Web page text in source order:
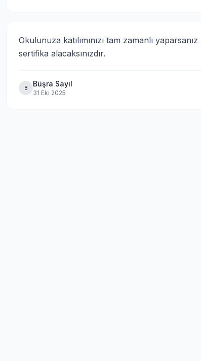
Okulunuza katılımınızı tam zamanlı
sertifika alacaksınızdır.
B Büşra Sayıl
31 Eki 2025